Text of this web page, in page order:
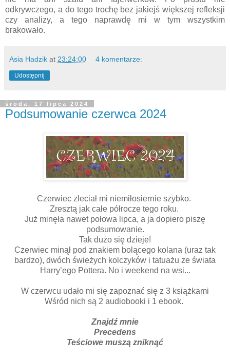
odkrywczego, a do tego trochę bez jakiejś większej refleksji
czy analizy, a tego naprawdę mi w tym wszystkim
brakowało.
Asia Hadzik at 23:24:00 4 komentarze:
Udostępnij
środa, 17 lipca 2024
Podsumowanie czerwca 2024
Czerwiec zleciał mi niemiłosiernie szybko.
Zresztą jak całe półrocze tego roku.
Już minęła nawet połowa lipca, a ja dopiero piszę
podsumowanie.
Tak dużo się dzieje!
Czerwiec minął pod znakiem bolącego kolana (uraz tak
bardzo), dwóch świeżych kolczyków i tatuażu ze świata
Harry’ego Pottera. No i weekend na wsi...
W czerwcu udało mi się zapoznać się z 3 książkami
Wśród nich są 2 audiobooki i 1 ebook.
Znajdź mnie
Precedens
Teściowe muszą zniknąć